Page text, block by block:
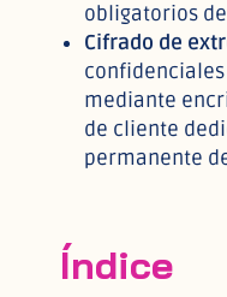
obligatorios
Cifrado de
mediante
de cliente
permanente
Índice